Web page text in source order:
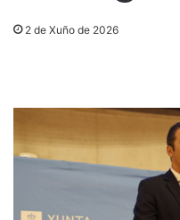
2 de Xuño de 2026